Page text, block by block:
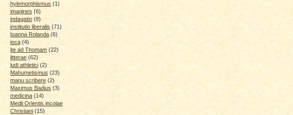
hylemorphismus (1)
imagines (6)
indagatio (8)
institutio liberalis (71)
Ioanna Rolanda (6)
ioca (4)
ite ad Thomam (22)
litterae (62)
ludi athletici (2)
Mahumetismus (23)
manu scribere (2)
Maximus Badius (3)
medicina (14)
Medii Orientis incolae
Christiani (15)